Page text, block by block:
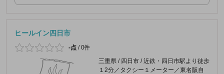
ヒールイン四日市
-点 /0件
三重県 / 四日市 / 近鉄・四日市駅より徒歩
１2分／タクシー１メーター／東名阪自